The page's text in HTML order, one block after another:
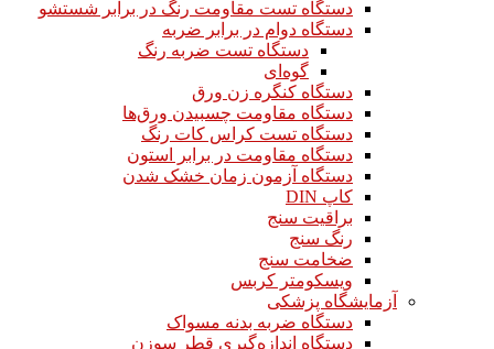
دستگاه تست مقاومت رنگ در برابر شستشو
دستگاه دوام در برابر ضربه
دستگاه تست ضربه رنگ
گوه‌ای
دستگاه کنگره زن ورق
دستگاه مقاومت چسبیدن ورق‌ها
دستگاه تست کراس کات رنگ
دستگاه مقاومت در برابر استون
دستگاه آزمون زمان خشک شدن
کاپ DIN
براقیت سنج
رنگ سنج
ضخامت سنج
ویسکومتر کربس
آزمایشگاه پزشکی
دستگاه ضربه بدنه مسواک
دستگاه اندازه‌گیری قطر سوزن